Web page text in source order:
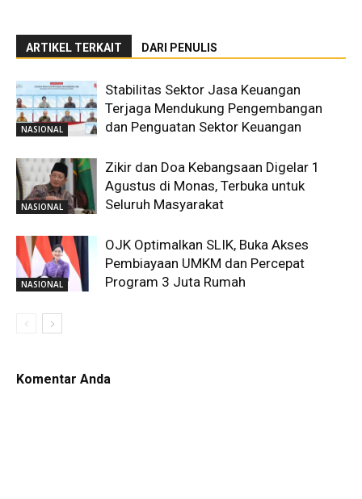
ARTIKEL TERKAIT DARI PENULIS
NASIONAL
Stabilitas Sektor Jasa Keuangan
Terjaga Mendukung Pengembangan
dan Penguatan Sektor Keuangan
NASIONAL
Zikir dan Doa Kebangsaan Digelar 1
Agustus di Monas, Terbuka untuk
Seluruh Masyarakat
NASIONAL
OJK Optimalkan SLIK, Buka Akses
Pembiayaan UMKM dan Percepat
Program 3 Juta Rumah
Komentar Anda